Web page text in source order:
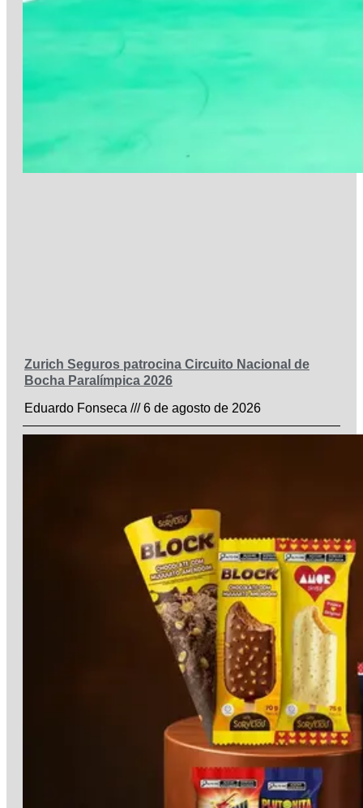
Zurich Seguros patrocina Circuito Nacional de
Bocha Paralímpica 2026
Eduardo Fonseca
6 de agosto de 2026